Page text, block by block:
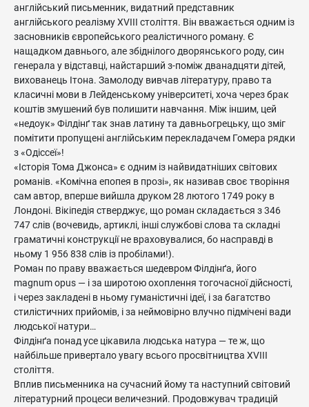
англійський письменник, видатний представник
англійського реалізму XVIII століття. Він вважається одним із
засновників європейського реалістичного роману. Є
нащадком давнього, але збіднілого дворянського роду, син
генерала у відставці, найстарший з-поміж дванадцяти дітей,
вихованець Ітона. Замолоду вивчав літературу, право та
класичні мови в Лейденському університеті, хоча через брак
коштів змушений був полишити навчання. Між іншим, цей
«недоук» Філдінґ так знав латину та давньогрецьку, що зміг
помітити пропущені англійським перекладачем Гомера рядки
з «Одіссеї»!
«Історія Тома Джонса» є одним із найвидатніших світових
романів. «Комічна епопея в прозі», як називав своє творіння
сам автор, вперше вийшла друком 28 лютого 1749 року в
Лондоні. Вікіпедія стверджує, що роман складається з 346
747 слів (вочевидь, артиклі, інші службові слова та складні
граматичні конструкції не враховувалися, бо насправді в
ньому 1 956 838 слів із пробілами!).
Роман по праву вважається шедевром Філдінґа, його
magnum opus — і за широтою охоплення тогочасної дійсності,
і через закладені в ньому гуманістичні ідеї, і за багатство
стилістичних прийомів, і за неймовірно влучно підмічені вади
людської натури…
Філдінґа понад усе цікавила людська натура — те ж, що
найбільше привертало увагу всього просвітництва XVIII
століття.
Вплив письменника на сучасний йому та наступний світовий
літературний процеси величезний. Продовжувач традицій